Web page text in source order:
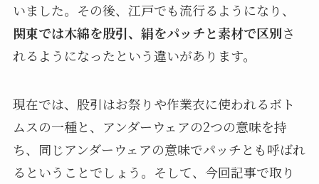
いました。その後、江戸でも流行るようになり、
関東では木綿を股引、絹をパッチと素材で区別さ
れるようになったという違いがあります。
現在では、股引はお祭りや作業衣に使われるボト
ムスの一種と、アンダーウェアの2つの意味を持
ち、同じアンダーウェアの意味でパッチとも呼ばれ
るということでしょう。そして、今回記事で取り